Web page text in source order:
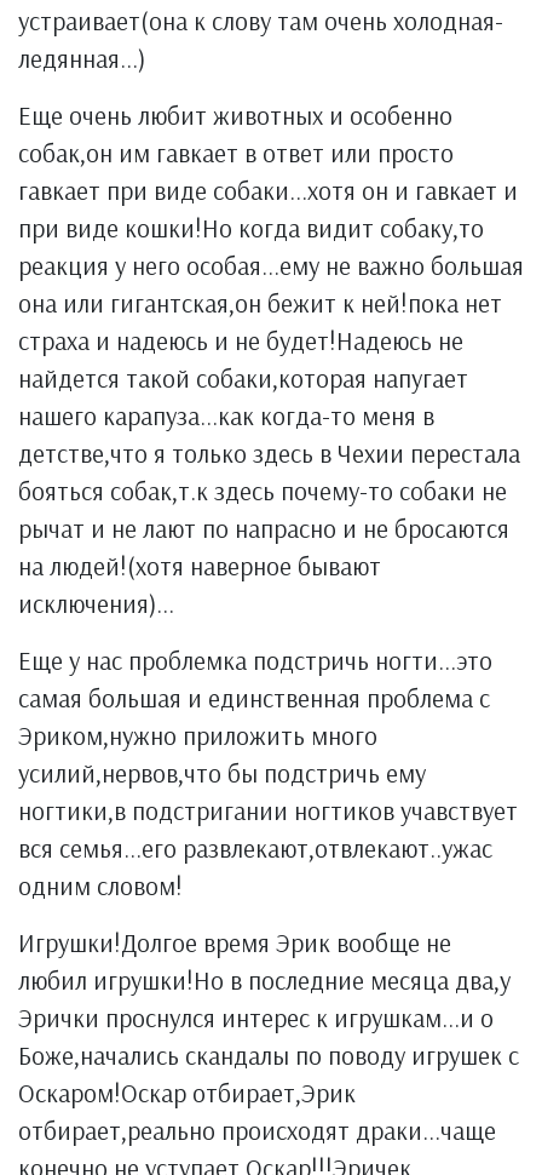
устраивает(она к слову там очень холодная-
ледянная...)
Еще очень любит животных и особенно
собак,он им гавкает в ответ или просто
гавкает при виде собаки...хотя он и гавкает и
при виде кошки!Но когда видит собаку,то
реакция у него особая...ему не важно большая
она или гигантская,он бежит к ней!пока нет
страха и надеюсь и не будет!Надеюсь не
найдется такой собаки,которая напугает
нашего карапуза...как когда-то меня в
детстве,что я только здесь в Чехии перестала
бояться собак,т.к здесь почему-то собаки не
рычат и не лают по напрасно и не бросаются
на людей!(хотя наверное бывают
исключения)...
Еще у нас проблемка подстричь ногти...это
самая большая и единственная проблема с
Эриком,нужно приложить много
усилий,нервов,что бы подстричь ему
ногтики,в подстригании ногтиков учавствует
вся семья...его развлекают,отвлекают..ужас
одним словом!
Игрушки!Долгое время Эрик вообще не
любил игрушки!Но в последние месяца два,у
Эрички проснулся интерес к игрушкам...и о
Боже,начались скандалы по поводу игрушек с
Оскаром!Оскар отбирает,Эрик
отбирает,реально происходят драки...чаще
конечно не уступает Оскар!!!Эричек